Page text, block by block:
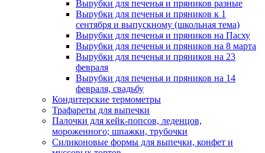
Вырубки для печенья и пряников разные
Вырубки для печенья и пряников к 1
сентября и выпускному (школьная тема)
Вырубки для печенья и пряников на Пасху
Вырубки для печенья и пряников на 8 марта
Вырубки для печенья и пряников на 23
февраля
Вырубки для печенья и пряников на 14
февраля, свадьбу
Кондитерские термометры
Трафареты для выпечки
Палочки для кейк-попсов, леденцов,
мороженного; шпажки, трубочки
Силиконовые формы для выпечки, конфет и